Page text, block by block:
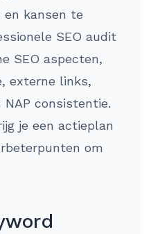
en kansen te
SEO audit
SEO aspecten,
externe links,
NAP consistentie.
je een actieplan
om